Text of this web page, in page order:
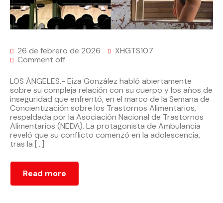
26 de febrero de 2026
XHGTS107
Comment off
LOS ÁNGELES.- Eiza González habló abiertamente
sobre su compleja relación con su cuerpo y los años de
inseguridad que enfrentó, en el marco de la Semana de
Concientización sobre los Trastornos Alimentarios,
respaldada por la Asociación Nacional de Trastornos
Alimentarios (NEDA). La protagonista de Ambulancia
reveló que su conflicto comenzó en la adolescencia,
tras la […]
Read more